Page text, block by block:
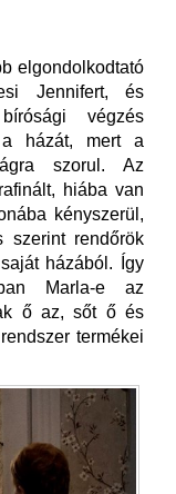
elgondolkodtató
Jennifert, és
végzés
házát, mert a
szorul. Az
hiába van
kényszerül,
szerint rendőrök
házából. Így
Marla-e az
ő az, sőt ő és
termékei